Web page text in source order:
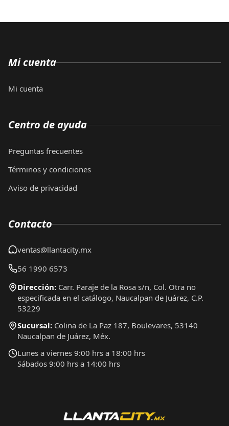
Mi cuenta
Mi cuenta
Centro de ayuda
Preguntas frecuentes
Términos y condiciones
Aviso de privacidad
Contacto
ventas@llantacity.mx
56 1990 6573
Dirección: Carr. Paraje de la Rosa s/n, Col. Otra no
especificada en el catálogo, Naucalpan de Juárez, C.P.
53229
Sucursal: Colina de La Paz 187, Boulevares, 53140
Naucalpan de Juárez, Méx.
Lunes a viernes 9:00 hrs a 18:00 hrs
Sábados 9:00 hrs a 14:00 hrs